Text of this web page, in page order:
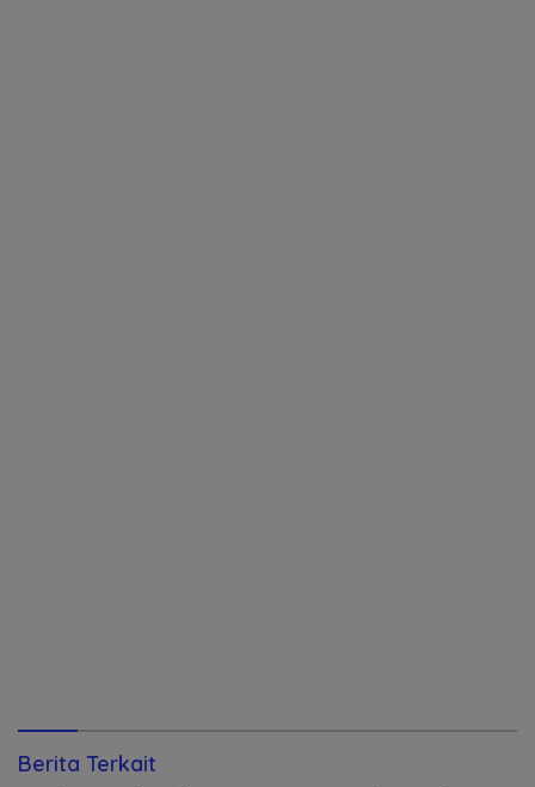
Berita Terkait